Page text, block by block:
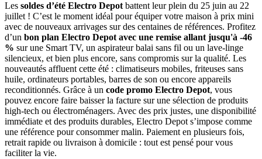
Les soldes d’été Electro Depot battent leur plein du 25 juin au 22
juillet ! C’est le moment idéal pour équiper votre maison à prix mini
avec de nouveaux arrivages sur des centaines de références. Profitez
d’un bon plan Electro Depot avec une remise allant jusqu'à -46
% sur une Smart TV, un aspirateur balai sans fil ou un lave-linge
silencieux, et bien plus encore, sans compromis sur la qualité. Les
nouveautés affluent cette été : climatiseurs mobiles, friteuses sans
huile, ordinateurs portables, barres de son ou encore appareils
reconditionnés. Grâce à un code promo Electro Depot, vous
pouvez encore faire baisser la facture sur une sélection de produits
high-tech ou électroménagers. Avec des prix justes, une disponibilité
immédiate et des produits durables, Electro Depot s’impose comme
une référence pour consommer malin. Paiement en plusieurs fois,
retrait rapide ou livraison à domicile : tout est pensé pour vous
faciliter la vie.